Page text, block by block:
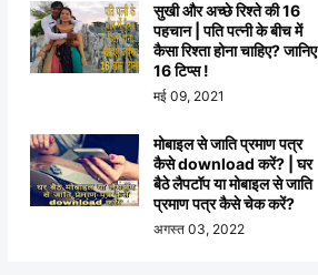
सुखी और अच्छे रिश्ते की 16
पहचान | पति पत्नी के बीच में
कैसा रिश्ता होना चाहिए? जानिए
16 टिप्स !
मई 09, 2021
मोबाइल से जाति प्रमाण पत्र
कैसे download करें? | घर
बैठे लैपटॉप या मोबाइल से जाति
प्रमाण पत्र कैसे चेक करें?
अगस्त 03, 2022